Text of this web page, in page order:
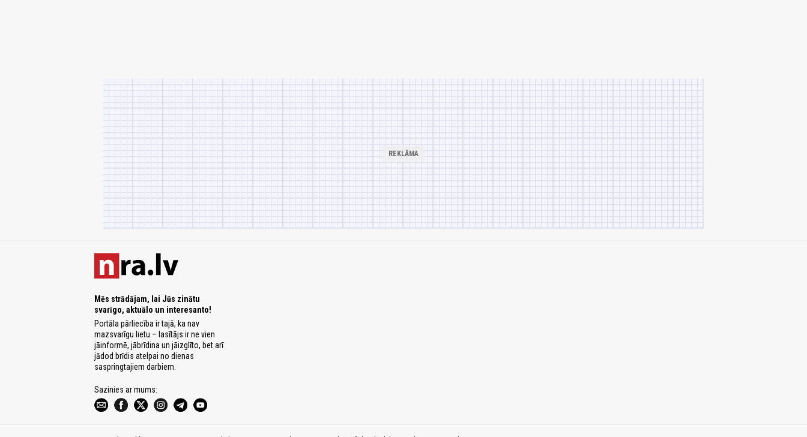
Mēs strādājam, lai Jūs zinātu
svarīgo, aktuālo un interesanto!
Portāla pārliecība ir tajā, ka nav
mazsvarīgu lietu – lasītājs ir ne vien
jāinformē, jābrīdina un jāizglīto, bet arī
jādod brīdis atelpai no dienas
saspringtajiem darbiem.
Sazinies ar mums: